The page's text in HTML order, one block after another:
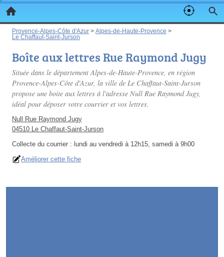
Provence-Alpes-Côte d'Azur > Alpes-de-Haute-Provence >
Le Chaffaut-Saint-Jurson
Boîte aux lettres Rue Raymond Jugy
Située dans le département Alpes-de-Haute-Provence, en région
Provence-Alpes-Côte d'Azur, la ville de Le Chaffaut-Saint-Jurson
propose une boite aux lettres à l'adresse Null Rue Raymond Jugy,
idéal pour déposer votre courrier et vos lettres.
Null Rue Raymond Jugy
04510 Le Chaffaut-Saint-Jurson
Collecte du courrier : lundi au vendredi à 12h15, samedi à 9h00
Améliorer cette fiche